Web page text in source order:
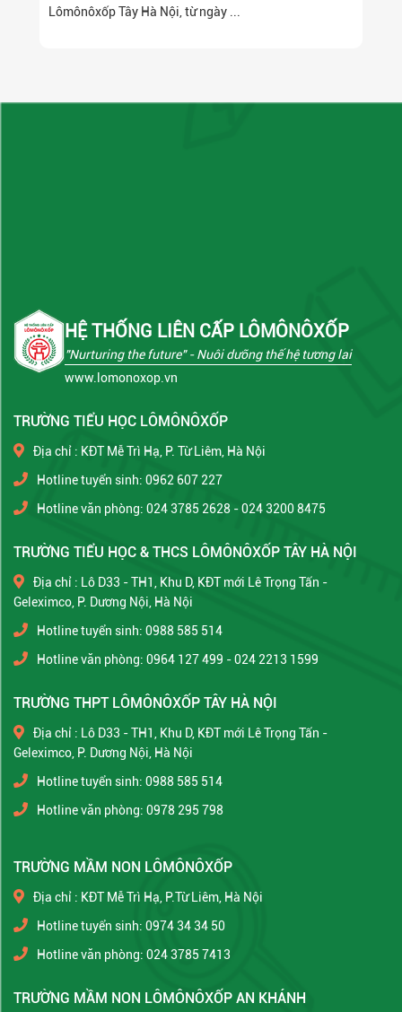
Lômônôxốp Tây Hà Nội, từ ngày ...
HỆ THỐNG LIÊN CẤP LÔMÔNÔXỐP
"Nurturing the future"- Nuôi dưỡng thế hệ tương lai
www.lomonoxop.vn
TRƯỜNG TIỂU HỌC LÔMÔNÔXỐP
Địa chỉ : KĐT Mễ Trì Hạ, P. Từ Liêm, Hà Nội
Hotline tuyển sinh: 0962 607 227
Hotline văn phòng: 024 3785 2628 - 024 3200 8475
TRƯỜNG TIỂU HỌC & THCS LÔMÔNÔXỐP TÂY HÀ NỘI
Địa chỉ : Lô D33 - TH1, Khu D, KĐT mới Lê Trọng Tấn -
Geleximco, P. Dương Nội, Hà Nội
Hotline tuyển sinh: 0988 585 514
Hotline văn phòng: 0964 127 499 - 024 2213 1599
TRƯỜNG THPT LÔMÔNÔXỐP TÂY HÀ NỘI
Địa chỉ : Lô D33 - TH1, Khu D, KĐT mới Lê Trọng Tấn -
Geleximco, P. Dương Nội, Hà Nội
Hotline tuyển sinh: 0988 585 514
Hotline văn phòng: 0978 295 798
TRƯỜNG MẦM NON LÔMÔNÔXỐP
Địa chỉ : KĐT Mễ Trì Hạ, P.Từ Liêm, Hà Nội
Hotline tuyển sinh: 0974 34 34 50
Hotline văn phòng: 024 3785 7413
TRƯỜNG MẦM NON LÔMÔNÔXỐP AN KHÁNH